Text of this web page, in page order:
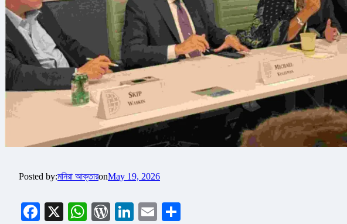
Posted by:মনিরা আক্তারonMay 19, 2026
Facebook
X WhatsApp
WordPress
LinkedIn
Email